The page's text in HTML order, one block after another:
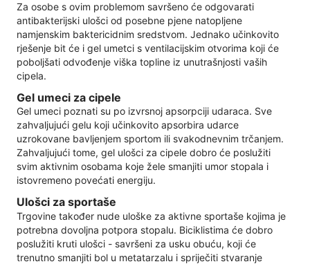
Za osobe s ovim problemom savršeno će odgovarati
antibakterijski ulošci od posebne pjene natopljene
namjenskim baktericidnim sredstvom. Jednako učinkovito
rješenje bit će i gel umetci s ventilacijskim otvorima koji će
poboljšati odvođenje viška topline iz unutrašnjosti vaših
cipela.
Gel umeci za cipele
Gel umeci poznati su po izvrsnoj apsorpciji udaraca. Sve
zahvaljujući gelu koji učinkovito apsorbira udarce
uzrokovane bavljenjem sportom ili svakodnevnim trčanjem.
Zahvaljujući tome, gel ulošci za cipele dobro će poslužiti
svim aktivnim osobama koje žele smanjiti umor stopala i
istovremeno povećati energiju.
Ulošci za sportaše
Trgovine također nude uloške za aktivne sportaše kojima je
potrebna dovoljna potpora stopalu. Biciklistima će dobro
poslužiti kruti ulošci - savršeni za usku obuću, koji će
trenutno smanjiti bol u metatarzalu i spriječiti stvaranje